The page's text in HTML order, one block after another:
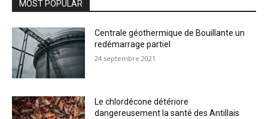
MOST POPULAR
Centrale géothermique de Bouillante un
redémarrage partiel
24 septembre 2021
Le chlordécone détériore
dangereusement la santé des Antillais